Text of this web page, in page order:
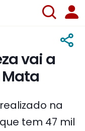
vai a
Mata
na
tem 47 mil